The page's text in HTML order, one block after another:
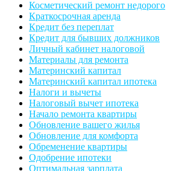
Косметический ремонт недорого
Краткосрочная аренда
Кредит без переплат
Кредит для бывших должников
Личный кабинет налоговой
Материалы для ремонта
Материнский капитал
Материнский капитал ипотека
Налоги и вычеты
Налоговый вычет ипотека
Начало ремонта квартиры
Обновление вашего жилья
Обновление для комфорта
Обременение квартиры
Одобрение ипотеки
Оптимальная зарплата